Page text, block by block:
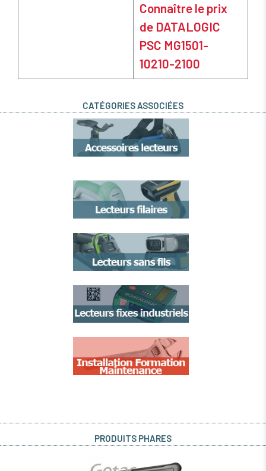
Connaître le prix
de DATALOGIC
PSC MG1501-
10210-2100
CATÉGORIES ASSOCIÉES
PRODUITS PHARES